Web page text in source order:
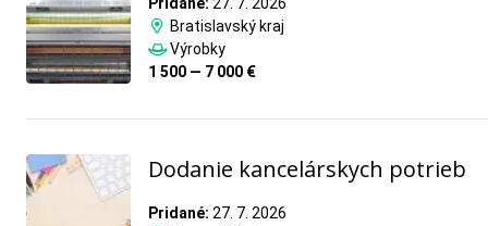
Bratislavský kraj
Výrobky
1 500 — 7 000 €
Dodanie kancelárskych potrieb
Pridané: 27. 7. 2026